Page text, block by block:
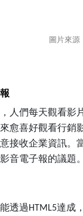
圖片來源
人們每天觀看影
愈喜好觀看行銷
接收企業資訊
音電子報的議題。
透過HTML5達成